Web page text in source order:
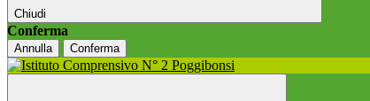
Chiudi
Conferma
Annulla Conferma